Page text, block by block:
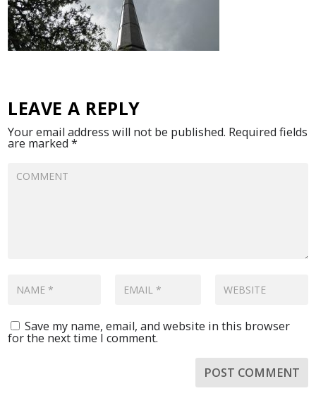
LEAVE A REPLY
Your email address will not be published. Required fields
are marked*
Save my name, email, and website in this browser
for the next time I comment.